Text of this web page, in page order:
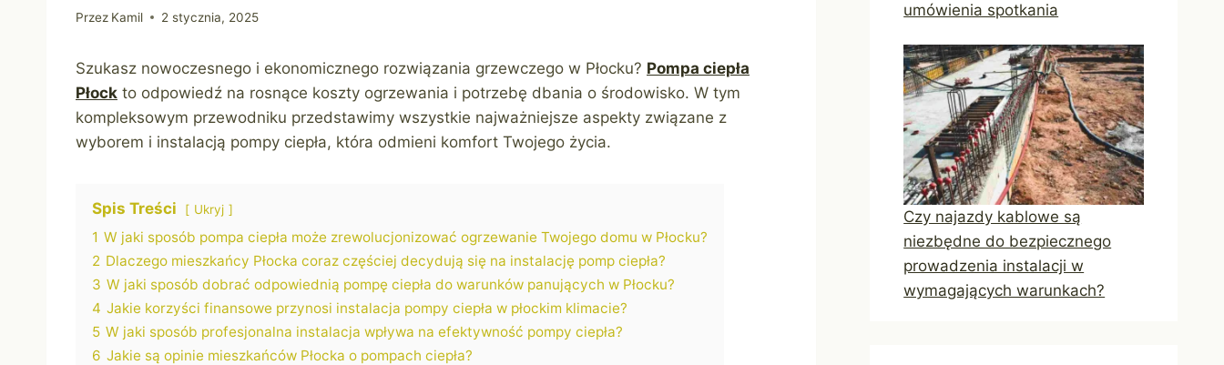
Przez Kamil 2 stycznia, 2025
Szukasz nowoczesnego i ekonomicznego rozwiązania grzewczego w Płocku? Pompa ciepła
Płock to odpowiedź na rosnące koszty ogrzewania i potrzebę dbania o środowisko. W tym
kompleksowym przewodniku przedstawimy wszystkie najważniejsze aspekty związane z
wyborem i instalacją pompy ciepła, która odmieni komfort Twojego życia.
Spis Treści Ukryj
1 W jaki sposób pompa ciepła może zrewolucjonizować ogrzewanie Twojego domu w Płocku?
2 Dlaczego mieszkańcy Płocka coraz częściej decydują się na instalację pomp ciepła?
3 W jaki sposób dobrać odpowiednią pompę ciepła do warunków panujących w Płocku?
4 Jakie korzyści finansowe przynosi instalacja pompy ciepła w płockim klimacie?
5 W jaki sposób profesjonalna instalacja wpływa na efektywność pompy ciepła?
6 Jakie są opinie mieszkańców Płocka o pompach ciepła?
umówienia spotkania
Czy najazdy kablowe są
niezbędne do bezpiecznego
prowadzenia instalacji w
wymagających warunkach?